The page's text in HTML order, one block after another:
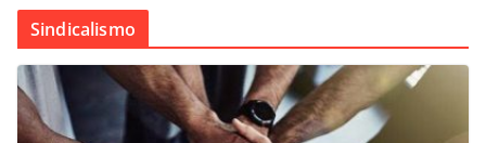
Sindicalismo